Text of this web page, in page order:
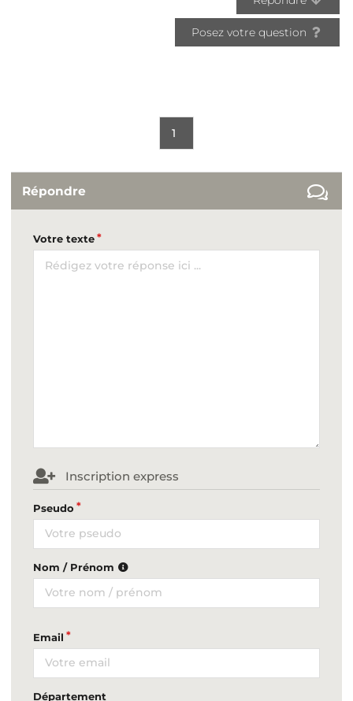
Posez votre question
1
Répondre
Votre texte
Inscription express
Pseudo
Nom / Prénom
Email
Département